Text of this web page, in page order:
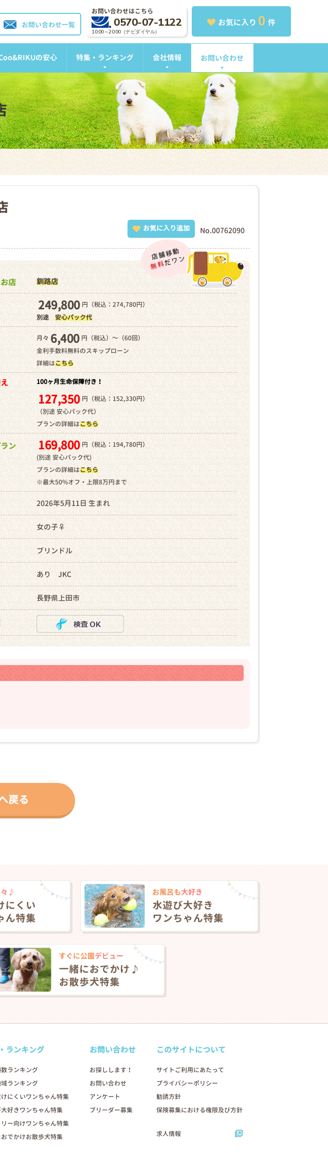
お気に入り 0 件
お問い合わせはこちら
0570-07-1122
10:00～20:00（ナビダイヤル）
お問い合わせ一覧
の安心 特集・ランキング 会社情報 お問い合わせ
No.00762090
お気に入り追加
店 釧路店
249,800 円（税込：274,780円）
別途 安心パック代
月々 6,400 円（税込）～（60回）
金利手数料無料のスキップローン
詳細はこちら
100ヶ月生命保障付き！
127,350 円（税込：152,330円）
（別途 安心パック代）
プランの詳細はこちら
ン 169,800 円（税込：194,780円）
(別途 安心パック代)
プランの詳細はこちら
※最大50%オフ・上限8万円まで
2026年5月11日 生まれ
女の子♀
ブリンドル
あり JKC
長野県上田市
戻る
ランキング
ランキング
ランキング
にくいワンちゃん特集
好きワンちゃん特集
ー向けワンちゃん特集
でかけお散歩犬特集
お問い合わせ
お探しします！
お問い合わせ
アンケート
ブリーダー募集
このサイトについて
サイトご利用にあたって
プライバシーポリシー
勧誘方針
保険募集における権限及び方針
求人情報